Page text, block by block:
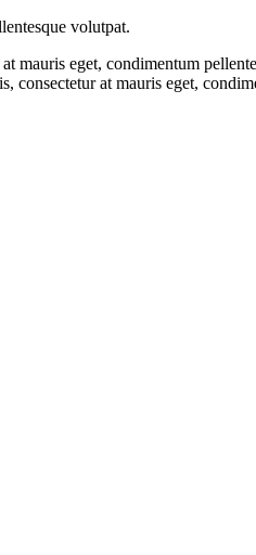
volutpat.
eget, condimentum
consectetur at mauris eget,